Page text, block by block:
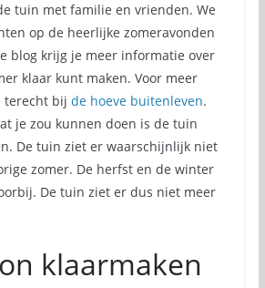
tuin met familie en vrienden. We
op de heerlijke zomeravonden
blog krijg je meer informatie over
klaar kunt maken. Voor meer
terecht bij de hoeve buitenleven.
je zou kunnen doen is de tuin
De tuin ziet er waarschijnlijk niet
zomer. De herfst en de winter
De tuin ziet er dus niet meer
klaarmaken